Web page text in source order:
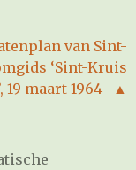
van Sint-
‘Sint-Kruis
19 maart 1964 ▲